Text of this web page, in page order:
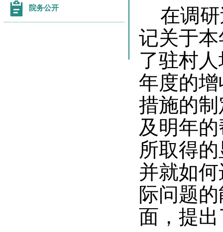
院务公开
在调
记关于
了驻村
年度的
措施的
及明年
所取得
并就如
际问题
面，提